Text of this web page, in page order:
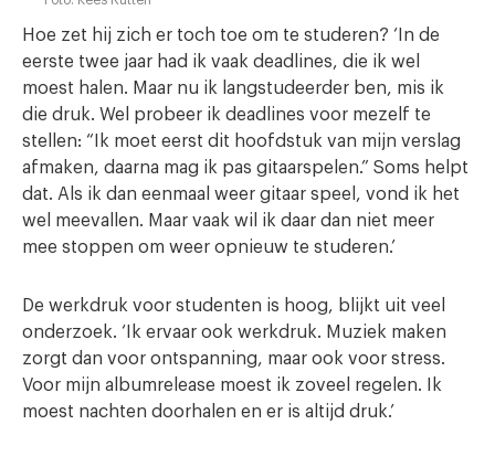
Hoe zet hij zich er toch toe om te studeren? ‘In de
eerste twee jaar had ik vaak deadlines, die ik wel
moest halen. Maar nu ik langstudeerder ben, mis ik
die druk. Wel probeer ik deadlines voor mezelf te
stellen: “Ik moet eerst dit hoofdstuk van mijn verslag
afmaken, daarna mag ik pas gitaarspelen.” Soms helpt
dat. Als ik dan eenmaal weer gitaar speel, vond ik het
wel meevallen. Maar vaak wil ik daar dan niet meer
mee stoppen om weer opnieuw te studeren.’
De werkdruk voor studenten is hoog, blijkt uit veel
onderzoek. ‘Ik ervaar ook werkdruk. Muziek maken
zorgt dan voor ontspanning, maar ook voor stress.
Voor mijn albumrelease moest ik zoveel regelen. Ik
moest nachten doorhalen en er is altijd druk.’